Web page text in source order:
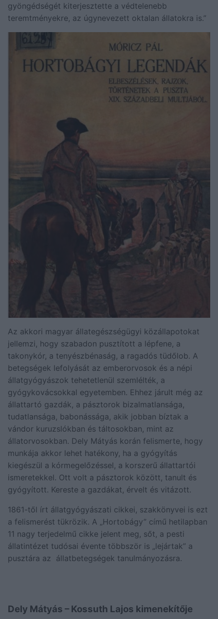
gyöngédségét kiterjesztette a védtelenebb
teremtményekre, az úgynevezett oktalan állatokra is.”
Az akkori magyar állategészségügyi közállapotokat
jellemzi, hogy szabadon pusztított a lépfene, a
takonykór, a tenyészbénaság, a ragadós tüdőlob. A
betegségek lefolyását az emberorvosok és a népi
állatgyógyászok tehetetlenül szemlélték, a
gyógykovácsokkal egyetemben. Ehhez járult még az
állattartó gazdák, a pásztorok bizalmatlansága,
tudatlansága, babonássága, akik jobban bíztak a
vándor kuruzslókban és táltosokban, mint az
állatorvosokban. Dely Mátyás korán felismerte, hogy
munkája akkor lehet hatékony, ha a gyógyítás
kiegészül a kórmegelőzéssel, a korszerű állattartói
ismeretekkel. Ott volt a pásztorok között, tanult és
gyógyított. Kereste a gazdákat, érvelt és vitázott.
1861-től írt állatgyógyászati cikkei, szakkönyvei is ezt
a felismerést tükrözik. A „Hortobágy” című hetilapban
11 nagy terjedelmű cikke jelent meg, sőt, a pesti
állatintézet tudósai évente többször is „lejártak” a
pusztára az állatbetegségek tanulmányozásra.
Dely Mátyás – Kossuth Lajos kimenekítője